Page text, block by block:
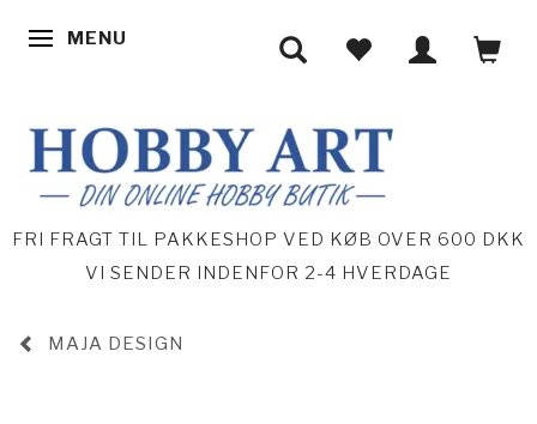
SKIFTE NAVIGATION
MENU
FRI FRAGT TIL PAKKESHOP VED KØB OVER 600 DKK
VI SENDER INDENFOR 2-4 HVERDAGE
MAJA DESIGN